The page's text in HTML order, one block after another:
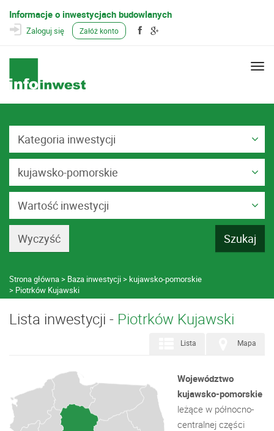
Informacje o inwestycjach budowlanych
Zaloguj się Załóż konto
Kategoria inwestycji
kujawsko-pomorskie
Wartość inwestycji
Strona główna Baza inwestycji
kujawsko-pomorskie
Piotrków Kujawski
Lista inwestycji - Piotrków Kujawski
Mapa
Lista
Województwo
kujawsko-pomorskie
leżące w północno-
centralnej części